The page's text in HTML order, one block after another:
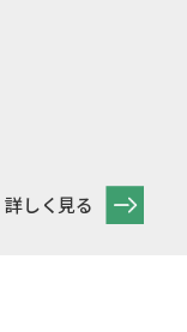
詳しく見る